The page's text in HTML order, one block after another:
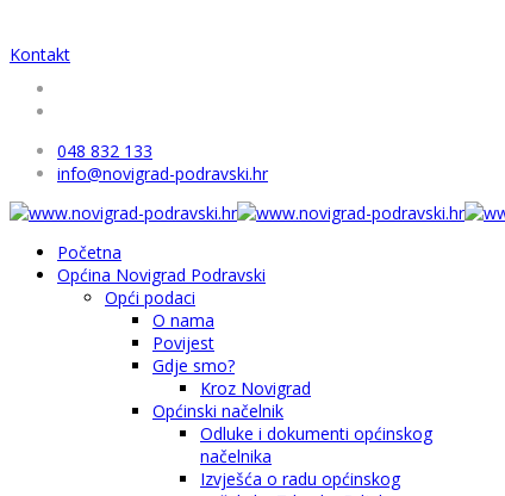
Kontakt
048 832 133
info@novigrad-podravski.hr
Početna
Općina Novigrad Podravski
Opći podaci
O nama
Povijest
Gdje smo?
Kroz Novigrad
Općinski načelnik
Odluke i dokumenti općinskog
načelnika
Izvješća o radu općinskog